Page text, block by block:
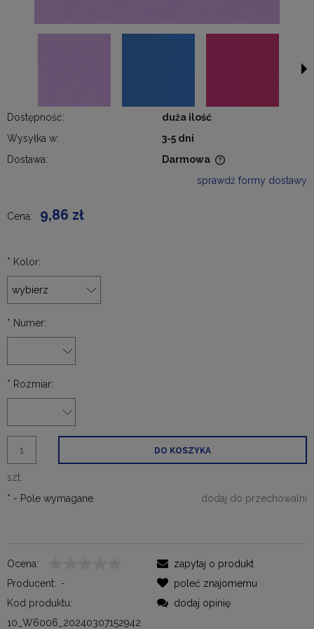
Dostępność:
duża ilość
Wysyłka w:
3-5 dni
Dostawa:
Darmowa
sprawdź formy dostawy
Cena: 9,86 zł
* Kolor:
* Numer:
* Rozmiar:
szt.
DO KOSZYKA
dodaj do przechowalni
* - Pole wymagane
Ocena:
Producent: -
Kod produktu:
10_W6006_20240307152942
zapytaj o produkt
poleć znajomemu
dodaj opinię